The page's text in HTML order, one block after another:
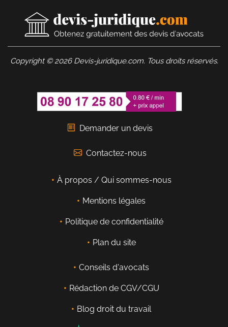
Copyright © 2026 Devis-juridique.com. Tous droits réservés.
Demander un devis
Contactez-nous
À propos / Qui sommes-nous
Mentions légales
Politique de confidentialité
Plan du site
Conseils d'avocats
Rédaction de CGV/CGU
Blog droit du travail